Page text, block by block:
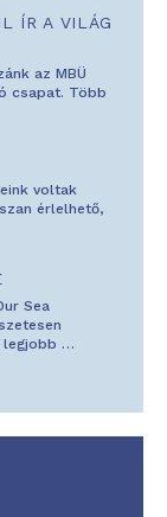
ÍR A VILÁG
az MBÜ
csapat. Több
voltak
érlelhető,
Sea
legjobb …